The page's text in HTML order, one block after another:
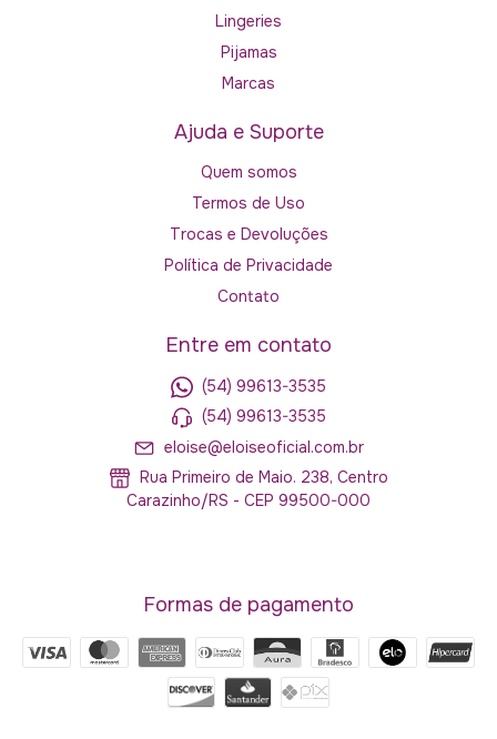
Lingeries
Pijamas
Marcas
Ajuda e Suporte
Quem somos
Termos de Uso
Trocas e Devoluções
Política de Privacidade
Contato
Entre em contato
(54) 99613-3535
(54) 99613-3535
eloise@eloiseoficial.com.br
Rua Primeiro de Maio. 238, Centro
Carazinho/RS - CEP 99500-000
Formas de pagamento